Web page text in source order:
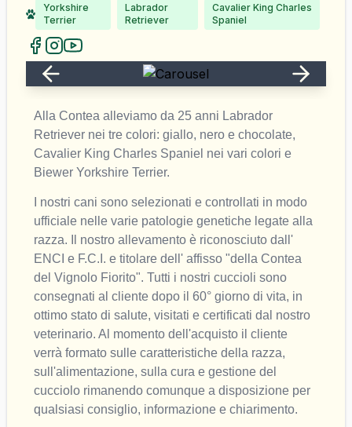
Yorkshire
Terrier
Labrador
Retriever
Cavalier King Charles
Spaniel
Alla Contea alleviamo da 25 anni Labrador
Retriever nei tre colori: giallo, nero e chocolate,
Cavalier King Charles Spaniel nei vari colori e
Biewer Yorkshire Terrier.
I nostri cani sono selezionati e controllati in modo
ufficiale nelle varie patologie genetiche legate alla
razza. Il nostro allevamento è riconosciuto dall'
ENCI e F.C.I. e titolare dell' affisso "della Contea
del Vignolo Fiorito". Tutti i nostri cuccioli sono
consegnati al cliente dopo il 60° giorno di vita, in
ottimo stato di salute, visitati e certificati dal nostro
veterinario. Al momento dell'acquisto il cliente
verrà formato sulle caratteristiche della razza,
sull'alimentazione, sulla cura e gestione del
cucciolo rimanendo comunque a disposizione per
qualsiasi consiglio, informazione e chiarimento.